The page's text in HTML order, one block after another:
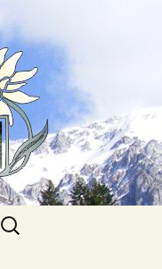
Search
for: